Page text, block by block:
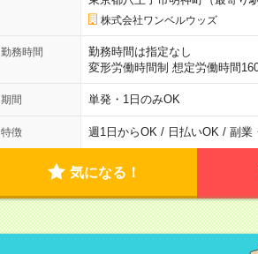
株式会社ワンベルウッズ
勤務時間
勤務時間は指定なし
変形労働時間制 想定労働時間
期間 単発・1日のみOK
特徴 週1日からOK / 日払いOK / 副業
気になる！